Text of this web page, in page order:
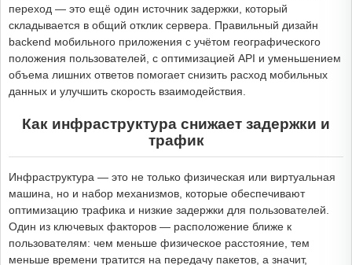
переход — это ещё один источник задержки, который
складывается в общий отклик сервера. Правильный дизайн
backend мобильного приложения с учётом географического
положения пользователей, с оптимизацией API и уменьшением
объема лишних ответов помогает снизить расход мобильных
данных и улучшить скорость взаимодействия.
Как инфраструктура снижает задержки и
трафик
Инфраструктура — это не только физическая или виртуальная
машина, но и набор механизмов, которые обеспечивают
оптимизацию трафика и низкие задержки для пользователей.
Один из ключевых факторов — расположение ближе к
пользователям: чем меньше физическое расстояние, тем
меньше времени тратится на передачу пакетов, а значит,